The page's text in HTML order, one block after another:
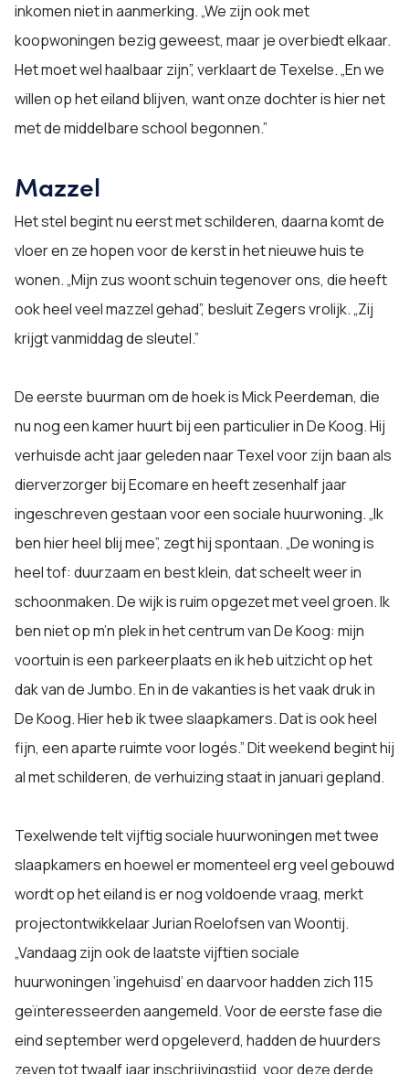
inkomen niet in aanmerking. „We zijn ook met
koopwoningen bezig geweest, maar je overbiedt elkaar.
Het moet wel haalbaar zijn”, verklaart de Texelse. „En we
willen op het eiland blijven, want onze dochter is hier net
met de middelbare school begonnen.”
Mazzel
Het stel begint nu eerst met schilderen, daarna komt de
vloer en ze hopen voor de kerst in het nieuwe huis te
wonen. „Mijn zus woont schuin tegenover ons, die heeft
ook heel veel mazzel gehad”, besluit Zegers vrolijk. „Zij
krijgt vanmiddag de sleutel.”
De eerste buurman om de hoek is Mick Peerdeman, die
nu nog een kamer huurt bij een particulier in De Koog. Hij
verhuisde acht jaar geleden naar Texel voor zijn baan als
dierverzorger bij Ecomare en heeft zesenhalf jaar
ingeschreven gestaan voor een sociale huurwoning. „Ik
ben hier heel blij mee”, zegt hij spontaan. „De woning is
heel tof: duurzaam en best klein, dat scheelt weer in
schoonmaken. De wijk is ruim opgezet met veel groen. Ik
ben niet op m’n plek in het centrum van De Koog: mijn
voortuin is een parkeerplaats en ik heb uitzicht op het
dak van de Jumbo. En in de vakanties is het vaak druk in
De Koog. Hier heb ik twee slaapkamers. Dat is ook heel
fijn, een aparte ruimte voor logés.” Dit weekend begint hij
al met schilderen, de verhuizing staat in januari gepland.
Texelwende telt vijftig sociale huurwoningen met twee
slaapkamers en hoewel er momenteel erg veel gebouwd
wordt op het eiland is er nog voldoende vraag, merkt
projectontwikkelaar Jurian Roelofsen van Woontij.
„Vandaag zijn ook de laatste vijftien sociale
huurwoningen ’ingehuisd’ en daarvoor hadden zich 115
geïnteresseerden aangemeld. Voor de eerste fase die
eind september werd opgeleverd, hadden de huurders
zeven tot twaalf jaar inschrijvingstijd, voor deze derde